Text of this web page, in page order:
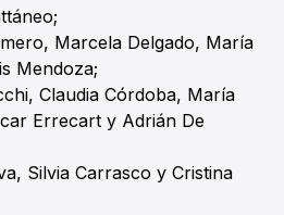
Marcela Delgado, María
Mendoza;
Claudia Córdoba, María
Errecart y Adrián De
Silvia Carrasco y Cristina